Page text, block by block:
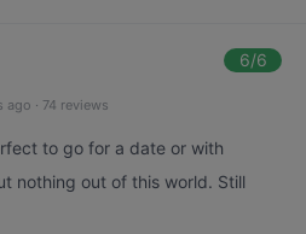
6/6
ago · 74 reviews
to go for a date or with
nothing out of this world. Still